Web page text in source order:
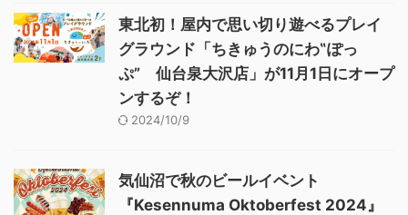
東北初！屋内で思い切り遊べるプレイ
グラウンド「ちきゅうのにわ‟ぽっ
ぷ” 仙台泉大沢店」が11月1日にオープ
ンするぞ！
2024/10/9
気仙沼で秋のビールイベント
『Kesennuma Oktoberfest 2024』